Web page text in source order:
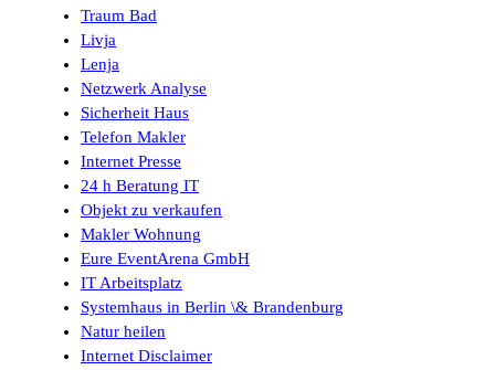
Traum Bad
Livja
Lenja
Netzwerk Analyse
Sicherheit Haus
Telefon Makler
Internet Presse
24 h Beratung IT
Objekt zu verkaufen
Makler Wohnung
Eure EventArena GmbH
IT Arbeitsplatz
Systemhaus in Berlin \& Brandenburg
Natur heilen
Internet Disclaimer